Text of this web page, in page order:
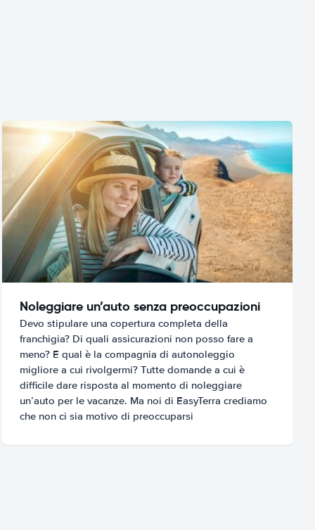
Noleggiare un’auto senza preoccupazioni
Devo stipulare una copertura completa della
franchigia? Di quali assicurazioni non posso fare a
meno? E qual è la compagnia di autonoleggio
migliore a cui rivolgermi? Tutte domande a cui è
difficile dare risposta al momento di noleggiare
un’auto per le vacanze. Ma noi di EasyTerra crediamo
che non ci sia motivo di preoccuparsi